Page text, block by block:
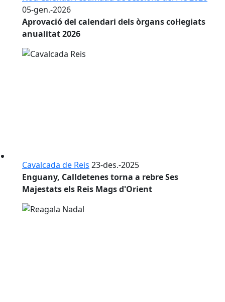
05-gen.-2026
Aprovació del calendari dels òrgans col·legiats
anualitat 2026
Cavalcada de Reis 23-des.-2025
Enguany, Calldetenes torna a rebre Ses
Majestats els Reis Mags d'Orient